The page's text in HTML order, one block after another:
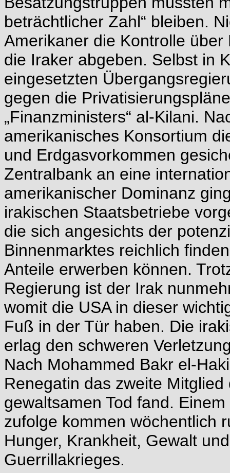
beträchtlicher Zahl“ bleiben.
Amerikaner die Kontrolle
die Iraker abgeben. Selbst in
eingesetzten
gegen die
„Finanzministers“ al-Kilani.
amerikanisches Konsortium
und Erdgasvorkommen
Zentralbank an eine
amerikanischer Dominanz
irakischen Staatsbetriebe
die sich angesichts der
Binnenmarktes reichlich
Anteile erwerben können.
Regierung ist der Irak
womit die USA in dieser
Fuß in der Tür haben. Die
erlag den schweren
Nach Mohammed Bakr el-
Renegatin das zweite
gewaltsamen Tod fand.
zufolge kommen wöchentlich
Hunger, Krankheit, Gewalt
Guerrillakrieges.